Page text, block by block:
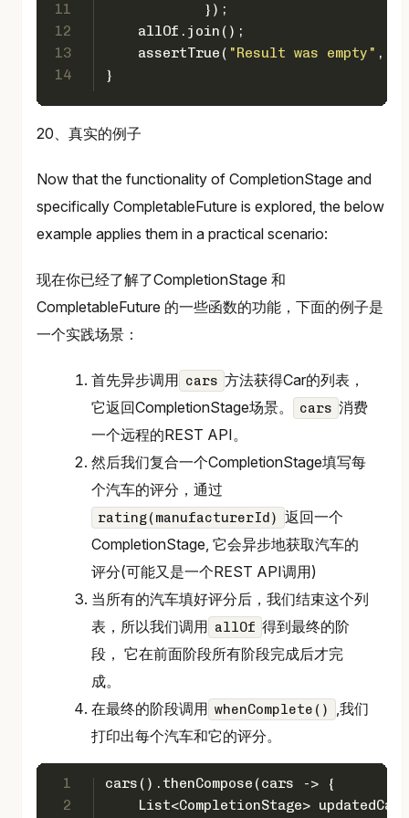
11
12
13
14
            });
    allOf.join();
    assertTrue(
"Result was empty" ,
}
20、真实的例子
Now that the functionality of CompletionStage and
specifically CompletableFuture is explored, the below
example applies them in a practical scenario:
现在你已经了解了CompletionStage 和
CompletableFuture 的一些函数的功能，下面的例子是
一个实践场景：
首先异步调用 cars 方法获得Car的列表，
它返回CompletionStage场景。
cars 消费
一个远程的REST API。
然后我们复合一个CompletionStage填写每
个汽车的评分，通过
rating(manufacturerId) 返回一个
CompletionStage, 它会异步地获取汽车的
评分(可能又是一个REST API调用)
当所有的汽车填好评分后，我们结束这个列
表，所以我们调用 allOf 得到最终的阶
段， 它在前面阶段所有阶段完成后才完
成。
在最终的阶段调用 whenComplete()
,我们
打印出每个汽车和它的评分。
1
2
cars().thenCompose(cars -> {
List<CompletionStage>